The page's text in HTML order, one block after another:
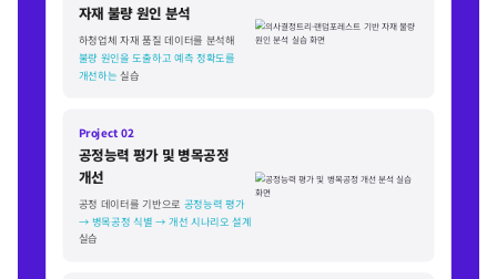
자재 불량 원인 분석
하청업체 자재 품질 데이터를 분석해
불량 원인을 도출하고 예측 정확도를
개선하는 실습
Project 02
공정능력 평가 및 병목공정
개선
공정 데이터를 기반으로 공정능력 평가
→ 병목공정 식별 → 개선 시나리오 설계
실습